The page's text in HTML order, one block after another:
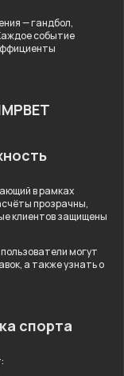
— гандбол,
событие
в рамках
прозрачны,
клиентов защищены
могут
а также узнать о
спорта